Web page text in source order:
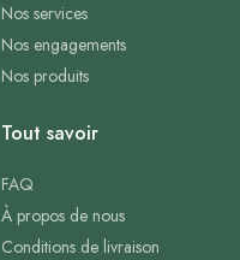
Nos services
Nos engagements
Nos produits
Tout savoir
FAQ
À propos de nous
Conditions de livraison